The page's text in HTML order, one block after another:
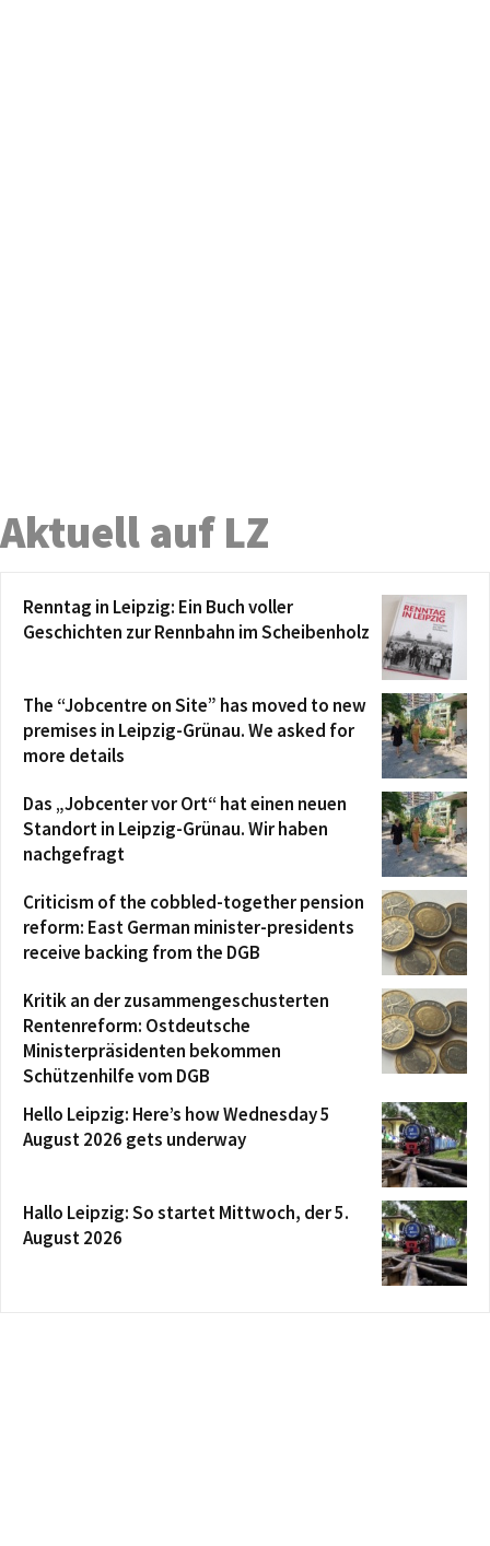
Aktuell auf LZ
Renntag in Leipzig: Ein Buch voller
Geschichten zur Rennbahn im Scheibenholz
The “Jobcentre on Site” has moved to new
premises in Leipzig-Grünau. We asked for
more details
Das „Jobcenter vor Ort“ hat einen neuen
Standort in Leipzig-Grünau. Wir haben
nachgefragt
Criticism of the cobbled-together pension
reform: East German minister-presidents
receive backing from the DGB
Kritik an der zusammengeschusterten
Rentenreform: Ostdeutsche
Ministerpräsidenten bekommen
Schützenhilfe vom DGB
Hello Leipzig: Here’s how Wednesday 5
August 2026 gets underway
Hallo Leipzig: So startet Mittwoch, der 5.
August 2026